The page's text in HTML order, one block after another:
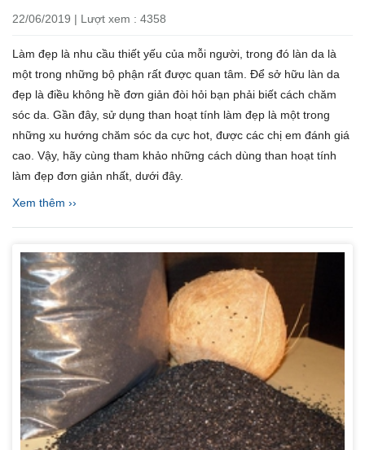
22/06/2019 | Lượt xem : 4358
Làm đẹp là nhu cầu thiết yếu của mỗi người, trong đó làn da là
một trong những bộ phận rất được quan tâm. Để sở hữu làn da
đẹp là điều không hề đơn giản đòi hỏi bạn phải biết cách chăm
sóc da. Gần đây, sử dụng than hoạt tính làm đẹp là một trong
những xu hướng chăm sóc da cực hot, được các chị em đánh giá
cao. Vậy, hãy cùng tham khảo những cách dùng than hoạt tính
làm đẹp đơn giản nhất, dưới đây.
Xem thêm ››